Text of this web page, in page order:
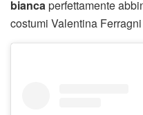
biancaperfettamente
costumi Valentina